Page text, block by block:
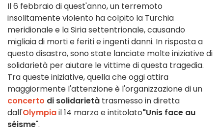
Il 6 febbraio di quest'anno, un terremoto
insolitamente violento ha colpito la Turchia
meridionale e la Siria settentrionale, causando
migliaia di morti e feriti e ingenti danni. In risposta a
questo disastro, sono state lanciate molte iniziative di
solidarietà per aiutare le vittime di questa tragedia.
Tra queste iniziative, quella che oggi attira
maggiormente l'attenzione è l'organizzazione di un
concerto di solidarietà trasmesso in diretta
dall'Olympiail 14 marzo e intitolato"Unis face au
séisme".